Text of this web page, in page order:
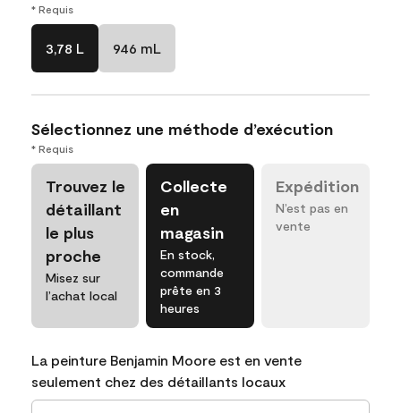
* Requis
3,78 L 946 mL
Sélectionnez une méthode d’exécution
* Requis
Trouvez le
détaillant
le plus
proche
Misez sur
l’achat local
Collecte
en
magasin
En stock,
commande
prête en 3
heures
Expédition
N’est pas en
vente
La peinture Benjamin Moore est en vente
seulement chez des détaillants locaux